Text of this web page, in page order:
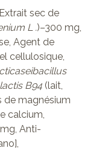
sec de
L .)–300 mg,
Agent de
cellulosique,
lactis B94 (lait,
de magnésium
calcium,
Anti-